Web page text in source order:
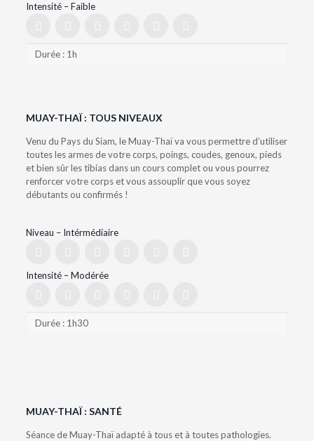
Intensité – Faible
Durée : 1h
MUAY-THAÏ : TOUS NIVEAUX
Venu du Pays du Siam, le Muay-Thaï va vous permettre d’utiliser
toutes les armes de votre corps, poings, coudes, genoux, pieds
et bien sûr les tibias dans un cours complet ou vous pourrez
renforcer votre corps et vous assouplir que vous soyez
débutants ou confirmés !
Niveau – Intérmédiaire
Intensité – Modérée
Durée : 1h30
MUAY-THAÏ : SANTÉ
Séance de Muay-Thaï adapté à tous et à toutes pathologies.